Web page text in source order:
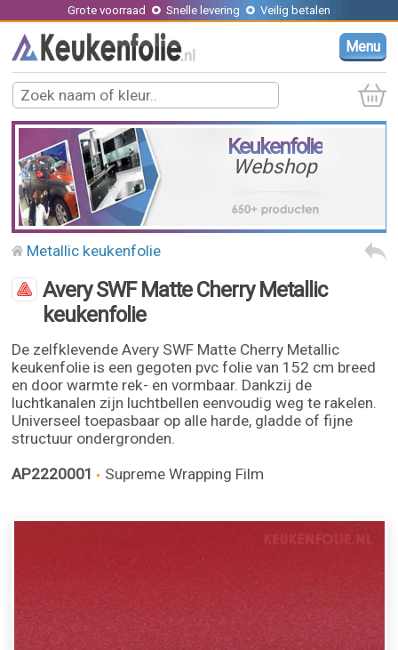
Grote voorraad Snelle levering Veilig betalen
Menu
Keukenfolie
Webshop
Metallic keukenfolie
Avery SWF Matte Cherry Metallic
keukenfolie
De zelfklevende Avery SWF Matte Cherry Metallic
keukenfolie is een gegoten pvc folie van 152 cm breed
en door warmte rek- en vormbaar. Dankzij de
luchtkanalen zijn luchtbellen eenvoudig weg te rakelen.
Universeel toepasbaar op alle harde, gladde of fijne
structuur ondergronden.
AP2220001
Supreme Wrapping Film